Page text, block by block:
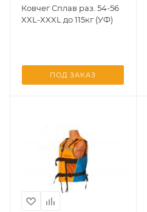
Ковчег Сплав раз. 54-56
XXL-XXXL до 115кг (УФ)
ПОД ЗАКАЗ